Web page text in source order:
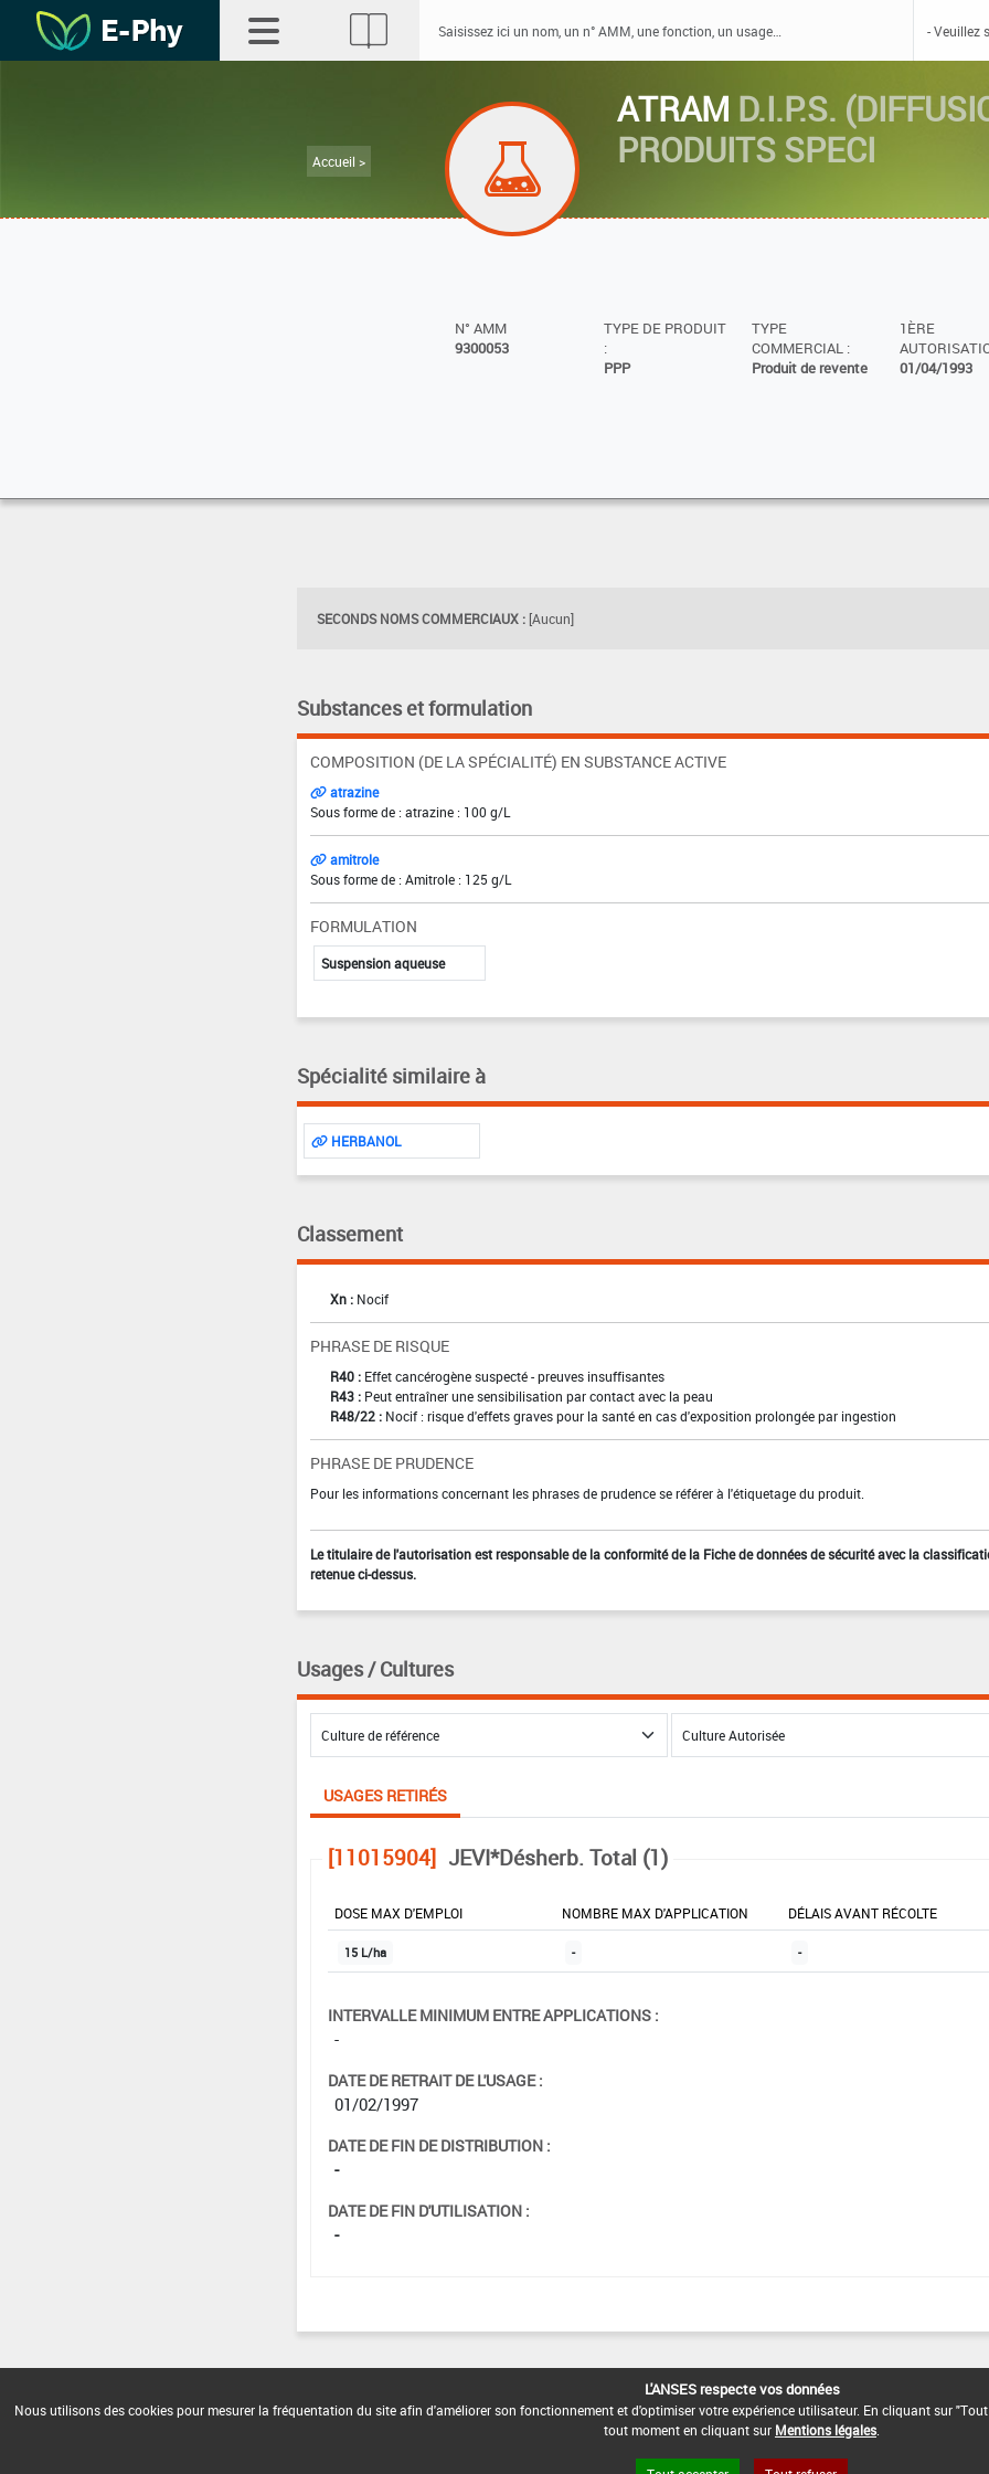
Accueil >
ATRAM D.I.P.S.
PRODUITS SPECI
N° AMM
9300053
TYPE DE PRODUIT
:
PPP
TYPE
COMMERCIAL :
Produit de revente
1ÈRE
01/04/1993
SECONDS NOMS COMMERCIAUX : [Aucun]
Substances et formulation
COMPOSITION (DE LA SPÉCIALITÉ) EN SUBSTANCE ACTIVE
atrazine
Sous forme de : atrazine : 100 g/L
amitrole
Sous forme de : Amitrole : 125 g/L
FORMULATION
Suspension aqueuse
Spécialité similaire à
HERBANOL
Classement
Xn : Nocif
PHRASE DE RISQUE
R40 : Effet cancérogène suspecté - preuves insuffisantes
R43 : Peut entraîner une sensibilisation par contact avec la peau
R48/22 : Nocif : risque d'effets graves pour la santé en cas d'exposition prolongée par ingestion
PHRASE DE PRUDENCE
Pour les informations concernant les phrases de prudence se référer à l'étiquetage du produit.
Le titulaire de l'autorisation est responsable de la conformité de la Fiche de données de sécurité avec la
retenue ci-dessus.
Usages / Cultures
USAGES RETIRÉS
[11015904] JEVI*Désherb. Total (1)
DOSE MAX D'EMPLOI NOMBRE MAX D'APPLICATION DÉLAIS AVANT RÉCOLTE
15 L/ha - -
INTERVALLE MINIMUM ENTRE APPLICATIONS :
-
DATE DE RETRAIT DE L'USAGE :
01/02/1997
DATE DE FIN DE DISTRIBUTION :
-
DATE DE FIN D'UTILISATION :
-
L'ANSES respecte vos données
Nous utilisons des cookies pour mesurer la fréquentation du site afin d'améliorer son fonctionnement et d'optimiser votre expérience utilisateur. En cliquant sur
tout moment en cliquant sur Mentions légales